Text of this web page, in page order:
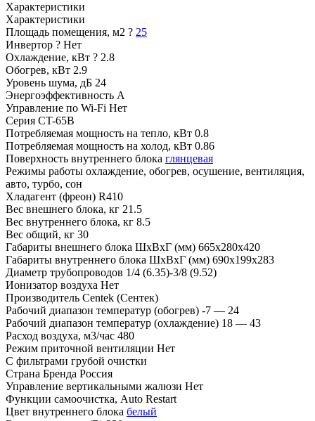
Характеристики
Характеристики
Площадь помещения, м2 ? 25
Инвертор ? Нет
Охлаждение, кВт ? 2.8
Обогрев, кВт 2.9
Уровень шума, дБ 24
Энергоэффективность A
Управление по Wi-Fi Нет
Серия CT-65B
Потребляемая мощность на тепло, кВт 0.8
Потребляемая мощность на холод, кВт 0.86
Поверхность внутреннего блока глянцевая
Режимы работы охлаждение, обогрев, осушение, вентиляция,
авто, турбо, сон
Хладагент (фреон) R410
Вес внешнего блока, кг 21.5
Вес внутреннего блока, кг 8.5
Вес общий, кг 30
Габариты внешнего блока ШхВхГ (мм) 665х280х420
Габариты внутреннего блока ШхВхГ (мм) 690х199х283
Диаметр трубопроводов 1/4 (6.35)-3/8 (9.52)
Ионизатор воздуха Нет
Производитель Centek (Сентек)
Рабочий диапазон температур (обогрев) -7 — 24
Рабочий диапазон температур (охлаждение) 18 — 43
Расход воздуха, м3/час 480
Режим приточной вентиляции Нет
С фильтрами грубой очистки
Страна Бренда Россия
Управление вертикальными жалюзи Нет
Функции самоочистка, Auto Restart
Цвет внутреннего блока белый